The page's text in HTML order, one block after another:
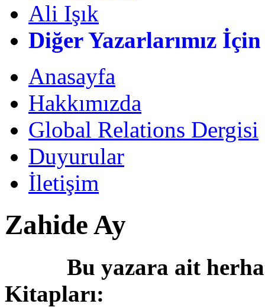
Ali Işık
Diğer Yazarlarımız İçin
Anasayfa
Hakkımızda
Global Relations Dergisi
Duyurular
İletişim
Zahide Ay
Bu yazara ait
Kitapları: